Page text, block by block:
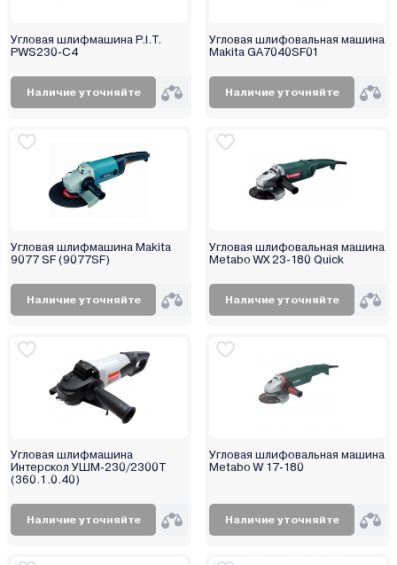
Угловая шлифмашина P.I.T.
PWS230-С4
Наличие уточняйте
Угловая шлифовальная машина
Makita GA7040SF01
Наличие уточняйте
Угловая шлифмашина Makita
9077 SF (9077SF)
Наличие уточняйте
Угловая шлифовальная машина
Metabo WX 23-180 Quick
Наличие уточняйте
Угловая шлифмашина
Интерскол УШМ-230/2300Т
(360.1.0.40)
Наличие уточняйте
Угловая шлифовальная машина
Metabo W 17-180
Наличие уточняйте